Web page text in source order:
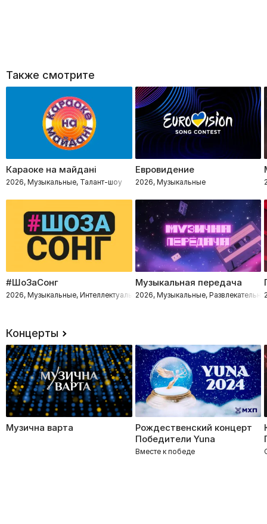
Также смотрите
Караоке на майдані
2026, Музыкальные, Талант-шоу
Евровидение
2026, Музыкальные
#ШоЗаСонг
2026, Музыкальные, Интеллектуальное, Развлекательное
Музыкальная передача
2026, Музыкальные,
Концерты
Музична варта
Рождественский концерт
Победители Yuna
Вместе к победе